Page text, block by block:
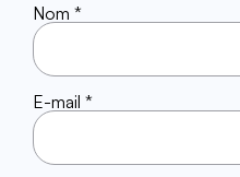
Nom *
E-mail *